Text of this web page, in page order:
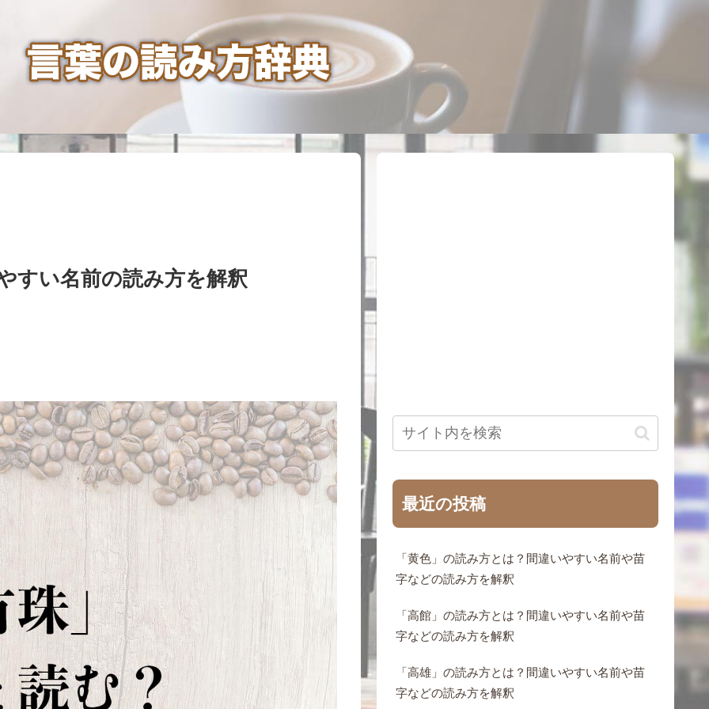
すい名前の読み方を解釈
最近の投稿
「黄色」の読み方とは？間違いやすい名前や苗
字などの読み方を解釈
「高館」の読み方とは？間違いやすい名前や苗
字などの読み方を解釈
「高雄」の読み方とは？間違いやすい名前や苗
字などの読み方を解釈